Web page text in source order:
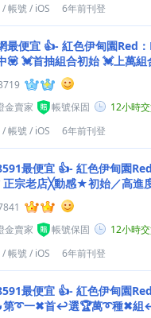
/帳號/ iOS 6年前刊登
最便宜 👍- 紅色伊甸園Red
💟 💓首抽組合初始 💓上萬組
金賣家 帳號保固
12小時
/帳號/ iOS 6年前刊登
最便宜 👍- 紅色伊甸園
正宗老店╳動感★初始／高進
金賣家 帳號保固
12小時
/帳號/ iOS 6年前刊登
最便宜 👍- 紅色伊甸園
第➰一✖首↩選🏆萬➰種✖